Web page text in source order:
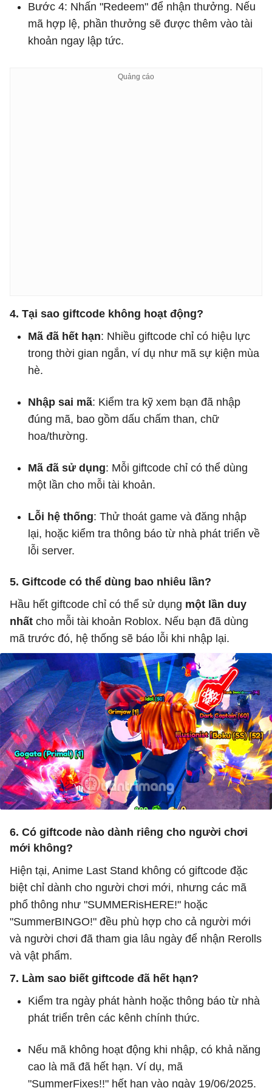
Bước 4: Nhấn "Redeem" để nhận thưởng. Nếu
mã hợp lệ, phần thưởng sẽ được thêm vào tài
khoản ngay lập tức.
4. Tại sao giftcode không hoạt động?
Mã đã hết hạn: Nhiều giftcode chỉ có hiệu lực
trong thời gian ngắn, ví dụ như mã sự kiện mùa
hè.
Nhập sai mã: Kiểm tra kỹ xem bạn đã nhập
đúng mã, bao gồm dấu chấm than, chữ
hoa/thường.
Mã đã sử dụng: Mỗi giftcode chỉ có thể dùng
một lần cho mỗi tài khoản.
Lỗi hệ thống: Thử thoát game và đăng nhập
lại, hoặc kiểm tra thông báo từ nhà phát triển về
lỗi server.
5. Giftcode có thể dùng bao nhiêu lần?
Hầu hết giftcode chỉ có thể sử dụng một lần duy
nhất cho mỗi tài khoản Roblox. Nếu bạn đã dùng
mã trước đó, hệ thống sẽ báo lỗi khi nhập lại.
6. Có giftcode nào dành riêng cho người chơi
mới không?
Hiện tại, Anime Last Stand không có giftcode đặc
biệt chỉ dành cho người chơi mới, nhưng các mã
phổ thông như "SUMMERisHERE!" hoặc
"SummerBINGO!" đều phù hợp cho cả người mới
và người chơi đã tham gia lâu ngày để nhận Rerolls
và vật phẩm.
7. Làm sao biết giftcode đã hết hạn?
Kiểm tra ngày phát hành hoặc thông báo từ nhà
phát triển trên các kênh chính thức.
Nếu mã không hoạt động khi nhập, có khả năng
cao là mã đã hết hạn. Ví dụ, mã
"SummerFixes!!" hết hạn vào ngày 19/06/2025.